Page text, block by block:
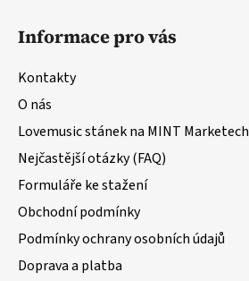
Informace pro vás
Kontakty
O nás
Lovemusic stánek na MINT Marketech
Nejčastější otázky (FAQ)
Formuláře ke stažení
Obchodní podmínky
Podmínky ochrany osobních údajů
Doprava a platba